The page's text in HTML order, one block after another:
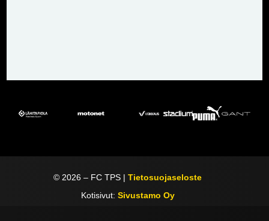
© 2026 – FC TPS |Tietosuojaseloste
Kotisivut: Sivustamo Oy